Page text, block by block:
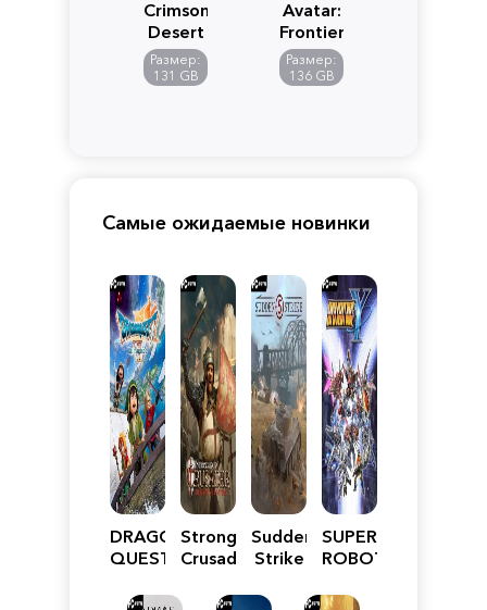
Crimson
Desert
Размер:
131 GB
Avatar:
Frontiers
of
Pandora
Размер:
136 GB
Самые ожидаемые новинки
DRAGON
QUEST
Reimagined
Stronghold
Crusader:
Edition
Sudden
Strike
SUPER
ROBOT
Y